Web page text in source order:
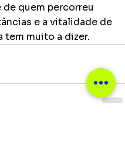
quem percorreu
e a vitalidade de
tem muito a dizer.